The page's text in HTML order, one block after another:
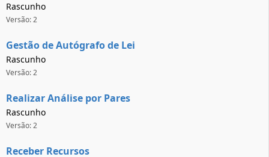
Rascunho
Versão: 2
Gestão de Autógrafo de Lei
Rascunho
Versão: 2
Realizar Análise por Pares
Rascunho
Versão: 2
Receber Recursos